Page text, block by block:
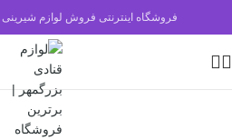
فروشگاه اینترنتی فروش لوازم